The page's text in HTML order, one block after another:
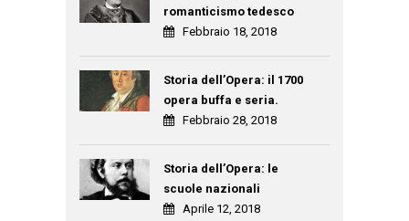
romanticismo tedesco
Febbraio 18, 2018
Storia dell’Opera: il 1700
opera buffa e seria.
Febbraio 28, 2018
Storia dell’Opera: le
scuole nazionali
Aprile 12, 2018